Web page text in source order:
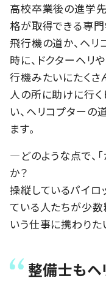
高校卒業後の進学
格が取得できる専門
飛行機の道か、ヘリ
時に、ドクターヘリ
行機みたいにたくさ
人の所に助けに行
い、ヘリコプター
ます。
―どのような点で、
か？
操縦しているパイロ
ている人たちが少数
いう仕事に携わりた
整備士もヘ